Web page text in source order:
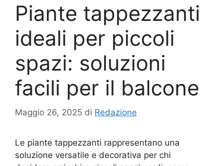
Piante tappezzanti
ideali per piccoli
spazi: soluzioni
facili per il balcone
Maggio 26, 2025 di Redazione
Le piante tappezzanti rappresentano una
soluzione versatile e decorativa per chi